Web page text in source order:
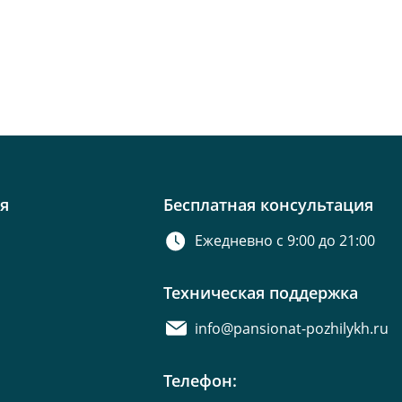
Бесплатная консультация
Ежедневно с 9:00 до 21:00
Техническая поддержка
info@pansionat-pozhilykh.ru
Телефон: